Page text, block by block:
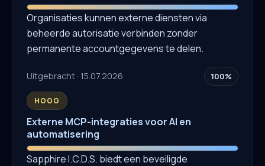
Organisaties kunnen externe diensten via
beheerde autorisatie verbinden zonder
permanente accountgegevens te delen.
Uitgebracht · 15.07.2026 100%
HOOG
Externe MCP-integraties voor AI en
automatisering
Sapphire I.C.D.S. biedt een beveiligde